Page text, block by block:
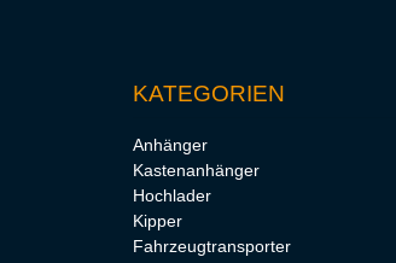
KATEGORIEN
Anhänger
Kastenanhänger
Hochlader
Kipper
Fahrzeugtransporter